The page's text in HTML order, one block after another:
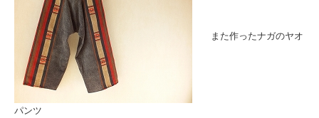
また作ったナガのヤオ
パンツ